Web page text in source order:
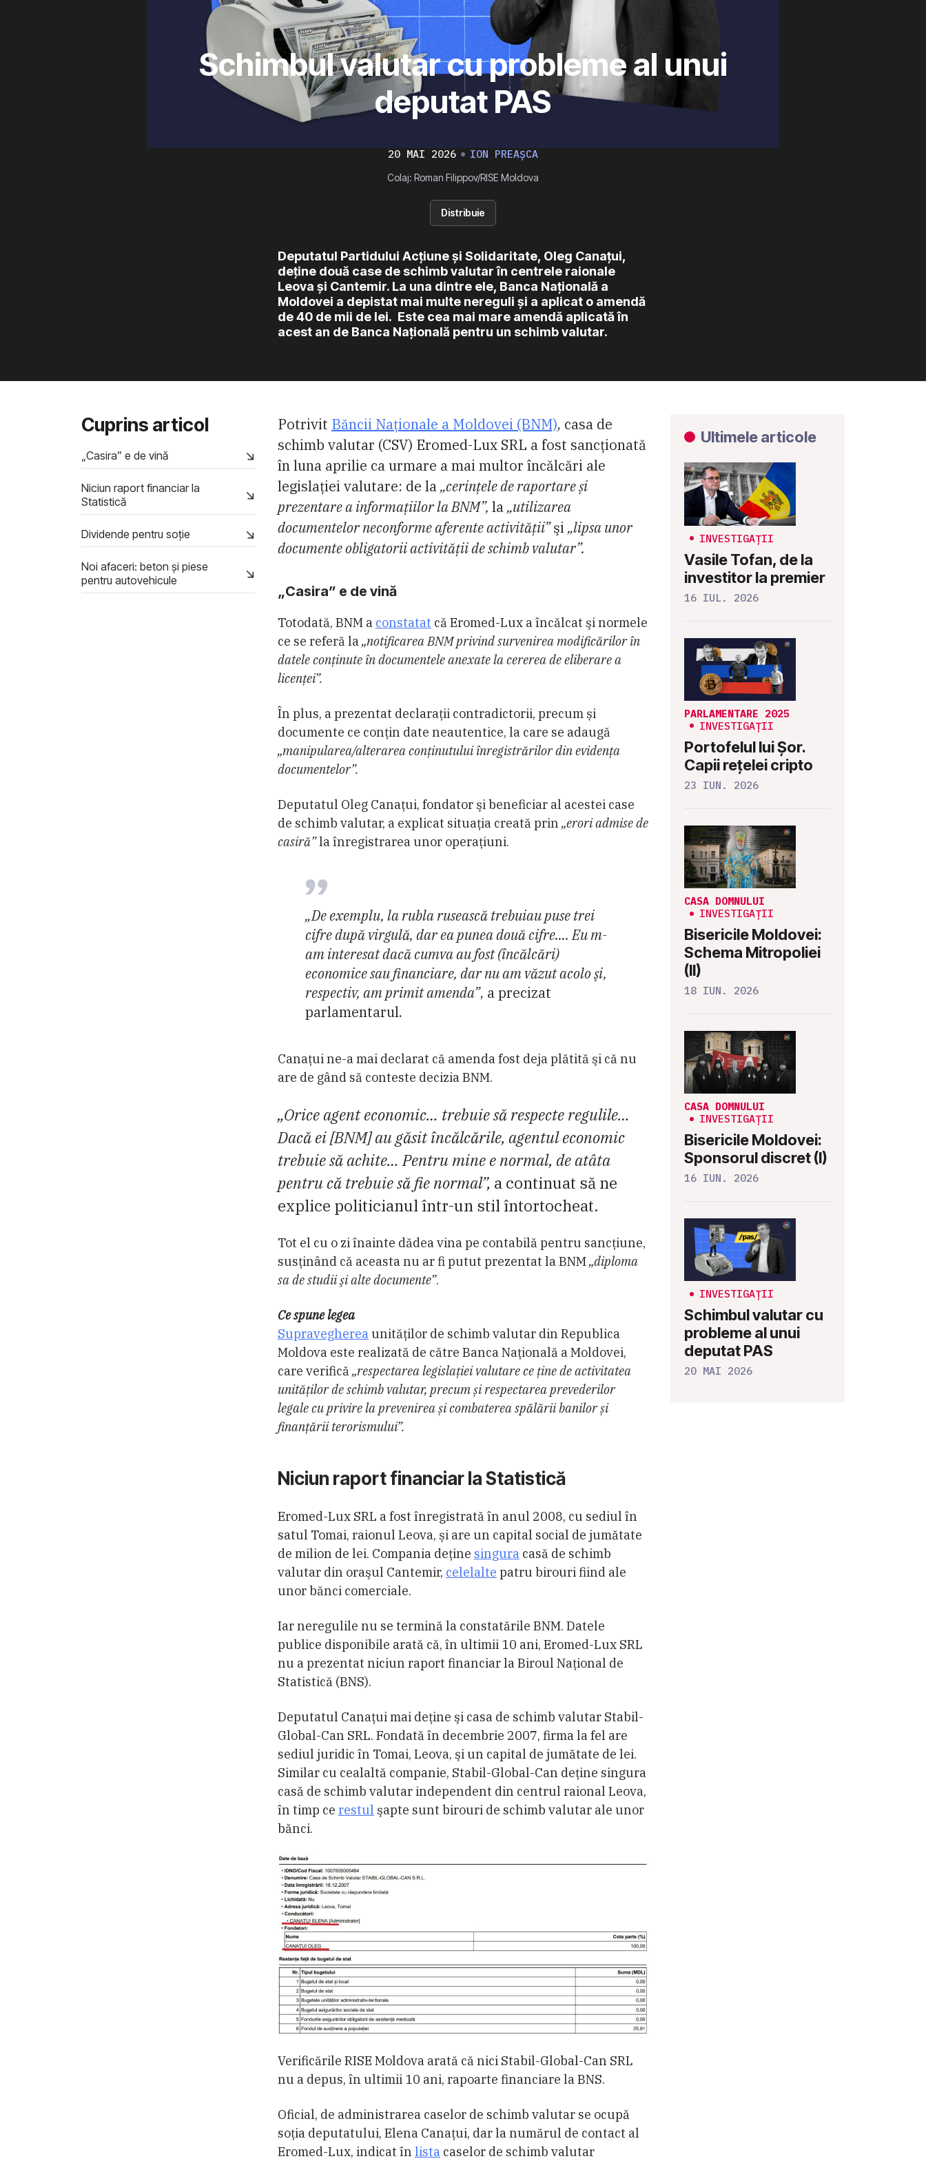
Schimbul valutar cu probleme al unui
deputat PAS
20 MAI 2026 ION PREAȘCA
Colaj: Roman Filippov/RISE Moldova
Distribuie
Deputatul Partidului Acțiune și Solidaritate, Oleg Canaţui,
deține două case de schimb valutar în centrele raionale
Leova și Cantemir. La una dintre ele, Banca Naţională a
Moldovei a depistat mai multe nereguli și a aplicat o amendă
de 40 de mii de lei. Este cea mai mare amendă aplicată în
acest an de Banca Națională pentru un schimb valutar.
Potrivit Băncii Naţionale a Moldovei (BNM), casa de
schimb valutar (CSV) Eromed-Lux SRL a fost sancționată
în luna aprilie ca urmare a mai multor încălcări ale
legislației valutare: de la„cerințele de raportare și
prezentare a informațiilor la BNM”, la„utilizarea
documentelor neconforme aferente activității”şi „lipsa unor
documente obligatorii activității de schimb valutar”.
„Casira” e de vină
Totodată, BNM a constatat că Eromed-Lux a încălcat şi normele
ce se referă la„notificarea BNM privind survenirea modificărilor în
datele conținute în documentele anexate la cererea de eliberare a
licenței”.
În plus, a prezentat declarații contradictorii, precum și
documente ce conțin date neautentice, la care se adaugă
„manipularea/alterarea conținutului înregistrărilor din evidența
documentelor”.
Deputatul Oleg Canaţui, fondator şi beneficiar al acestei case
de schimb valutar, a explicat situația creată prin „erori admise de
casiră”la înregistrarea unor operaţiuni.
„De exemplu, la rubla rusească trebuiau puse trei
cifre după virgulă, dar ea punea două cifre…. Eu m-
am interesat dacă cumva au fost (încălcări)
economice sau financiare, dar nu am văzut acolo şi,
respectiv, am primit amenda”, a precizat
parlamentarul.
Canaţui ne-a mai declarat că amenda fost deja plătită şi că nu
are de gând să conteste decizia BNM.
„Orice agent economic… trebuie să respecte regulile…
Dacă ei [BNM] au găsit încălcările, agentul economic
trebuie să achite… Pentru mine e normal, de atâta
pentru că trebuie să fie normal”, a continuat să ne
explice politicianul într-un stil întortocheat.
Tot el cu o zi înainte dădea vina pe contabilă pentru sancţiune,
susținând că aceasta nu ar fi putut prezentat la BNM„diploma
sa de studii şi alte documente”.
Ce spune legea
Supraveghereaunităților de schimb valutar din Republica
Moldova este realizată de către Banca Națională a Moldovei,
care verifică„respectarea legislației valutare ce ține de activitatea
unităților de schimb valutar, precum și respectarea prevederilor
legale cu privire la prevenirea și combaterea spălării banilor și
finanțării terorismului”.
Niciun raport financiar la Statistică
Eromed-Lux SRL a fost înregistrată în anul 2008, cu sediul în
satul Tomai, raionul Leova, și are un capital social de jumătate
de milion de lei. Compania deţine singura casă de schimb
valutar din oraşul Cantemir, celelalte patru birouri fiind ale
unor bănci comerciale.
Iar neregulile nu se termină la constatările BNM. Datele
publice disponibile arată că, în ultimii 10 ani, Eromed-Lux SRL
nu a prezentat niciun raport financiar la Biroul Naţional de
Statistică (BNS).
Deputatul Canaţui mai deţine şi casa de schimb valutar Stabil-
Global-Can SRL. Fondată în decembrie 2007, firma la fel are
sediul juridic în Tomai, Leova, şi un capital de jumătate de lei.
Similar cu cealaltă companie, Stabil-Global-Can deţine singura
casă de schimb valutar independent din centrul raional Leova,
în timp ce restul şapte sunt birouri de schimb valutar ale unor
bănci.
Verificările RISE Moldova arată că nici Stabil-Global-Can SRL
nu a depus, în ultimii 10 ani, rapoarte financiare la BNS.
Oficial, de administrarea caselor de schimb valutar se ocupă
soţia deputatului, Elena Canaţui, dar la numărul de contact al
Eromed-Lux, indicat în lista caselor de schimb valutar
Cuprins articol
„Casira” e de vină
Niciun raport financiar la
Statistică
Dividende pentru soţie
Noi afaceri: beton și piese
pentru autovehicule
Ultimele articole
INVESTIGAȚII
Vasile Tofan, de la
investitor la premier
16 IUL. 2026
PARLAMENTARE 2025
INVESTIGAȚII
Portofelul lui Șor.
Capii rețelei cripto
23 IUN. 2026
CASA DOMNULUI
INVESTIGAȚII
Bisericile Moldovei:
Schema Mitropoliei
(II)
18 IUN. 2026
CASA DOMNULUI
INVESTIGAȚII
Bisericile Moldovei:
Sponsorul discret (I)
16 IUN. 2026
INVESTIGAȚII
Schimbul valutar cu
probleme al unui
deputat PAS
20 MAI 2026